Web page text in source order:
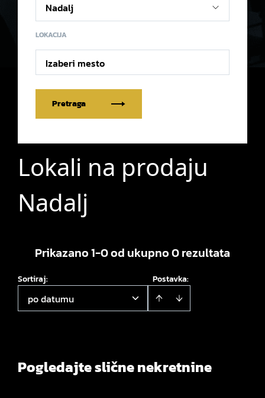
LOKACIJA
Izaberi mesto
Pretraga
Lokali na prodaju
Nadalj
Prikazano 1-0 od ukupno 0 rezultata
Postavka:
Sortiraj:
po datumu
Pogledajte slične nekretnine